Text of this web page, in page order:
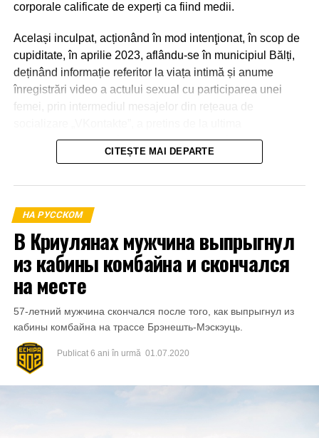
corporale calificate de experți ca fiind medii.
Același inculpat, acționând în mod intenţionat, în scop de
cupiditate, în aprilie 2023, aflându-se în municipiul Bălți,
deținând informație referitor la viața intimă și anume
înregistrări video a actului sexual cu participarea unei
femei, prin intermediul mesajelor din rețeaua de
transmiterea banilor în sumă de 600 euro, în caz contrar o
amenința cu răspândirea înregistrărilor video.
La 21 aprilie 2023, aflându-se în apartamentul părții
vătămate din mun.Bălți a primit o parte din sumă și anume
1000 de lei.
CITEȘTE MAI DEPARTE
НА РУССКОМ
В Криулянах мужчина выпрыгнул
из кабины комбайна и скончался
на месте
57-летний мужчина скончался после того, как выпрыгнул из
кабины комбайна на трассе Брэнешть-Мэскэуць.
Publicat 6 ani în urmă 01.07.2020